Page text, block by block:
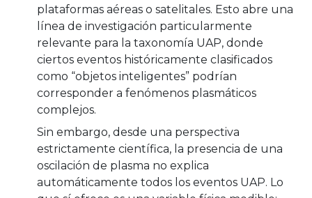
plataformas aéreas o satelitales. Esto abre una
línea de investigación particularmente
relevante para la taxonomía UAP, donde
ciertos eventos históricamente clasificados
como “objetos inteligentes” podrían
corresponder a fenómenos plasmáticos
complejos.
Sin embargo, desde una perspectiva
estrictamente científica, la presencia de una
oscilación de plasma no explica
automáticamente todos los eventos UAP. Lo